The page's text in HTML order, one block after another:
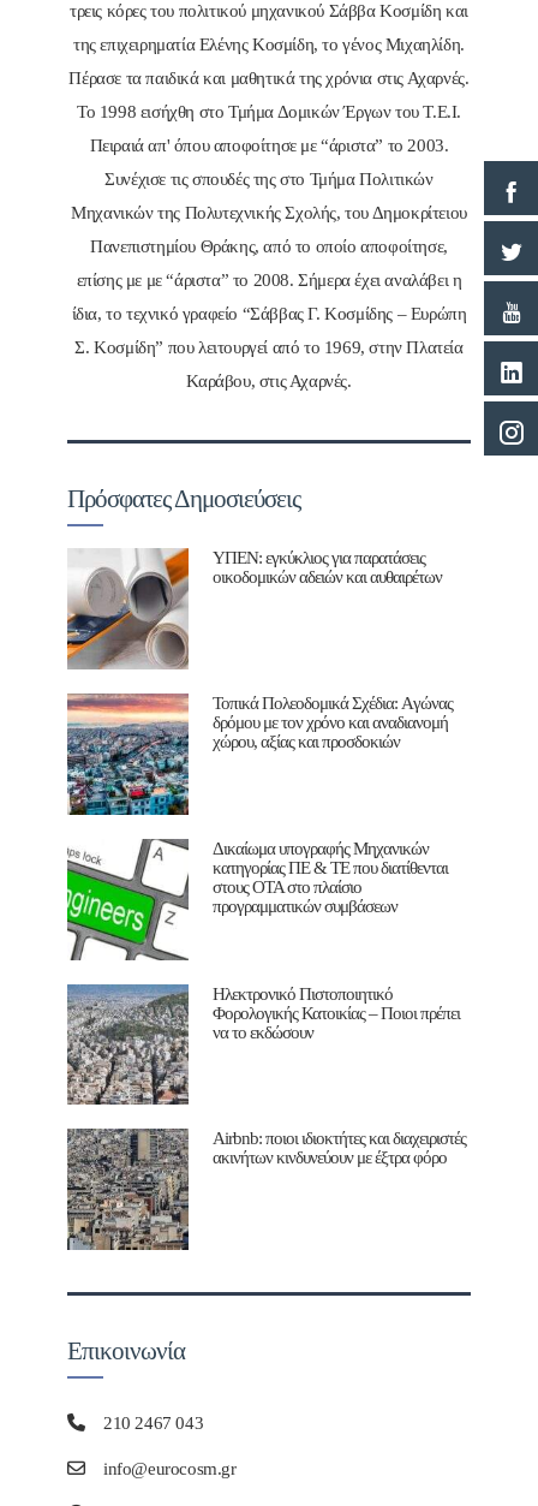
τρεις κόρες του πολιτικού μηχανικού Σάββα Κοσμίδη και
της επιχειρηματία Ελένης Κοσμίδη, το γένος Μιχαηλίδη.
Πέρασε τα παιδικά και μαθητικά της χρόνια στις Αχαρνές.
Το 1998 εισήχθη στο Τμήμα Δομικών Έργων του Τ.Ε.Ι.
Πειραιά απ' όπου αποφοίτησε με “άριστα” το 2003.
Συνέχισε τις σπουδές της στο Τμήμα Πολιτικών
Μηχανικών της Πολυτεχνικής Σχολής, του Δημοκρίτειου
Πανεπιστημίου Θράκης, από το οποίο αποφοίτησε,
επίσης με με “άριστα” το 2008. Σήμερα έχει αναλάβει η
ίδια, το τεχνικό γραφείο “Σάββας Γ. Κοσμίδης – Ευρώπη
Σ. Κοσμίδη” που λειτουργεί από το 1969, στην Πλατεία
Καράβου, στις Αχαρνές.
Πρόσφατες Δημοσιεύσεις
ΥΠΕΝ: εγκύκλιος για παρατάσεις
οικοδομικών αδειών και αυθαιρέτων
Τοπικά Πολεοδομικά Σχέδια: Aγώνας
δρόμου με τον χρόνο και αναδιανομή
χώρου, αξίας και προσδοκιών
Δικαίωμα υπογραφής Μηχανικών
κατηγορίας ΠΕ & ΤΕ που διατίθενται
στους ΟΤΑ στο πλαίσιο
προγραμματικών συμβάσεων
Ηλεκτρονικό Πιστοποιητικό
Φορολογικής Κατοικίας – Ποιοι πρέπει
να το εκδώσουν
Airbnb: ποιοι ιδιοκτήτες και διαχειριστές
ακινήτων κινδυνεύουν με έξτρα φόρο
Επικοινωνία
210 2467 043
info@eurocosm.gr